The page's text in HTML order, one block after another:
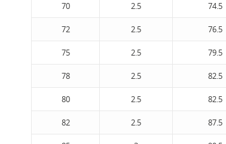
70 2.5 74.5
72 2.5 76.5
75 2.5 79.5
78 2.5 82.5
80 2.5 82.5
82 2.5 87.5